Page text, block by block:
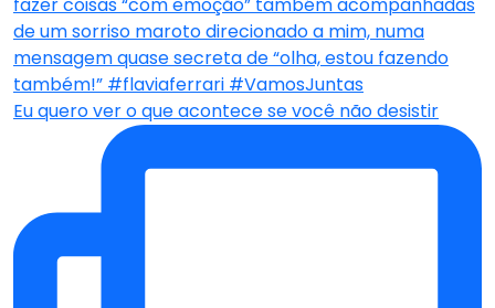
Eu quero ver o que acontece se você não desistir